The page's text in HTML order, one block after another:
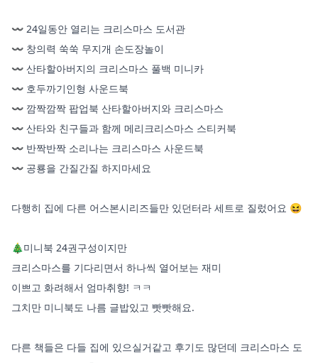
〰️ 24일동안 열리는 크리스마스 도서관
〰️ 창의력 쑥쑥 무지개 손도장놀이
〰️ 산타할아버지의 크리스마스 풀백 미니카
〰️ 호두까기인형 사운드북
〰️ 깜짝깜짝 팝업북 산타할아버지와 크리스마스
〰️ 산타와 친구들과 함께 메리크리스마스 스티커북
〰️ 반짝반짝 소리나는 크리스마스 사운드북
〰️ 공룡을 간질간질 하지마세요
다행히 집에 다른 어스본시리즈들만 있던터라 세트로 질렀어요 😆
🎄미니북 24권구성이지만
크리스마스를 기다리면서 하나씩 열어보는 재미
이쁘고 화려해서 엄마취향! ㅋㅋ
그치만 미니북도 나름 글밥있고 빳빳해요.
다른 책들은 다들 집에 있으실거같고 후기도 많던데 크리스마스 도